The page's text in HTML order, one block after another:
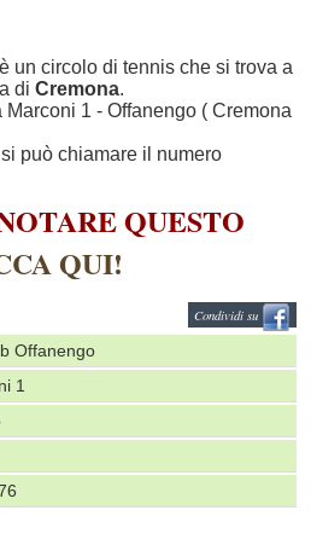
è un circolo di tennis che si trova a
di Cremona.
1 - Offanengo ( Cremona
può chiamare il numero
QUESTO
QUI!
Condividi su
Offanengo
1